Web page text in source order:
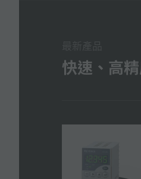
快速、高